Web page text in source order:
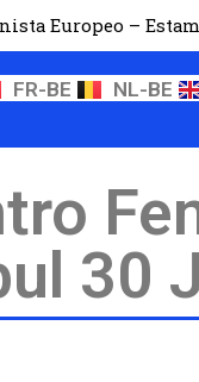
Europeo –
FR-BE NL-BE
30